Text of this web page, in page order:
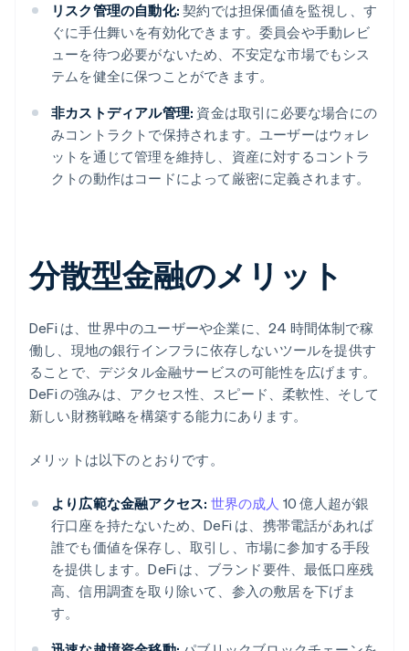
リスク管理の自動化: 契約では担保価値を監視し、す
ぐに手仕舞いを有効化できます。委員会や手動レビ
ューを待つ必要がないため、不安定な市場でもシス
テムを健全に保つことができます。
非カストディアル管理: 資金は取引に必要な場合にの
みコントラクトで保持されます。ユーザーはウォレ
ットを通じて管理を維持し、資産に対するコントラ
クトの動作はコードによって厳密に定義されます。
分散型金融のメリット
DeFi は、世界中のユーザーや企業に、24 時間体制で稼
働し、現地の銀行インフラに依存しないツールを提供す
ることで、デジタル金融サービスの可能性を広げます。
DeFi の強みは、アクセス性、スピード、柔軟性、そして
新しい財務戦略を構築する能力にあります。
メリットは以下のとおりです。
より広範な金融アクセス: 世界の成人 10 億人超が銀
行口座を持たないため、DeFi は、携帯電話があれば
誰でも価値を保存し、取引し、市場に参加する手段
を提供します。DeFi は、ブランド要件、最低口座残
高、信用調査を取り除いて、参入の敷居を下げま
す。